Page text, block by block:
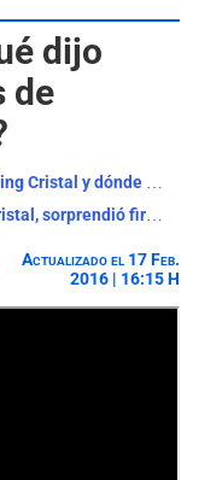
dijo
de
¿A qué hora juega Universitario vs Sporting Cristal y dónde ver el clásico por el Torneo Clausura?
Jesús Álvarez, campeón con Sporting Cristal, sorprendió firmando por histórico club: "Experiencia"
Actualizado el 17 Feb.
2016 | 16:15 H